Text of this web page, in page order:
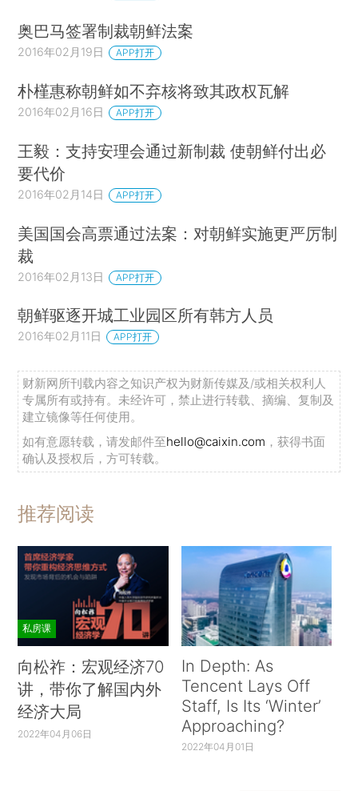
奥巴马签署制裁朝鲜法案
2016年02月19日 APP打开
朴槿惠称朝鲜如不弃核将致其政权瓦解
2016年02月16日 APP打开
王毅：支持安理会通过新制裁 使朝鲜付出必
要代价
2016年02月14日 APP打开
美国国会高票通过法案：对朝鲜实施更严厉制
裁
2016年02月13日 APP打开
朝鲜驱逐开城工业园区所有韩方人员
2016年02月11日 APP打开
财新网所刊载内容之知识产权为财新传媒及/或相关权利人
专属所有或持有。未经许可，禁止进行转载、摘编、复制及
建立镜像等任何使用。
如有意愿转载，请发邮件至hello@caixin.com ，获得书面
确认及授权后，方可转载。
推荐阅读
私房课
向松祚：宏观经济70
讲，带你了解国内外
经济大局
2022年04月06日
In Depth: As
Tencent Lays Off
Staff, Is Its ‘Winter’
Approaching?
2022年04月01日